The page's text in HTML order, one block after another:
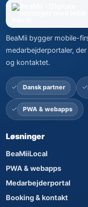
BeaMii bygger mobile-
medarbejderportaler,
og kontaktet.
Dansk partner
PWA & webapps
Løsninger
BeaMiiLocal
PWA & webapps
Medarbejderportal
Booking & kontakt